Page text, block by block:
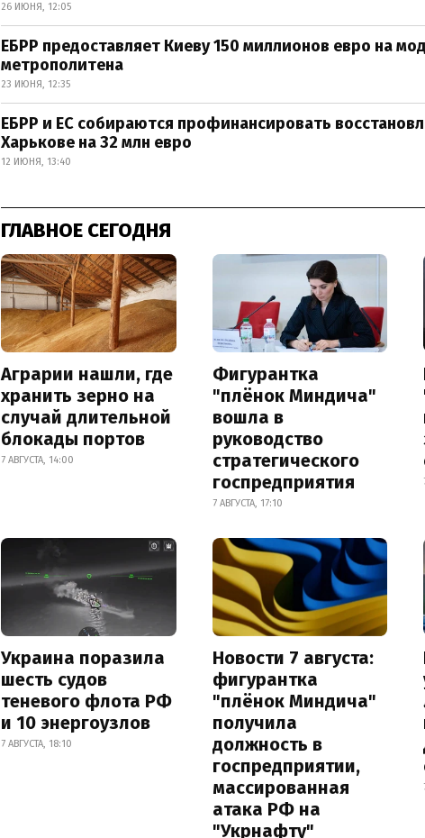
26 ИЮНЯ, 12:05
ЕБРР предоставляет Киеву 150 миллионов евро на
метрополитена
23 ИЮНЯ, 12:35
ЕБРР и ЕС собираются профинансировать
Харькове на 32 млн евро
12 ИЮНЯ, 13:40
ГЛАВНОЕ СЕГОДНЯ
Аграрии нашли, где
хранить зерно на
случай длительной
блокады портов
7 АВГУСТА, 14:00
Фигурантка
"плёнок Миндича"
вошла в
руководство
стратегического
госпредприятия
7 АВГУСТА, 17:10
Украина поразила
шесть судов
теневого флота РФ
и 10 энергоузлов
7 АВГУСТА, 18:10
Новости 7 августа:
фигурантка
"плёнок Миндича"
получила
должность в
госпредприятии,
массированная
атака РФ на
"Укрнафту"